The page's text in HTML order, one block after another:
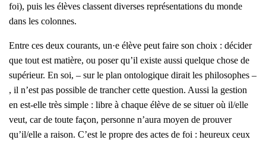
foi), puis les élèves classent diverses repré­sen­ta­tions du monde
dans les colonnes.
Entre ces deux cou­rants, un·e élève peut faire son choix : déci­der
que tout est matière, ou poser qu’il existe aus­si quelque chose de
supé­rieur. En soi, – sur le plan onto­lo­gique dirait les phi­lo­sophes –
, il n’est pas pos­sible de tran­cher cette ques­tion. Aus­si la ges­tion
en est-elle très simple : libre à chaque élève de se situer où il/elle
veut, car de toute façon, per­sonne n’aura moyen de prou­ver
qu’il/elle a rai­son. C’est le propre des actes de foi : heu­reux ceux